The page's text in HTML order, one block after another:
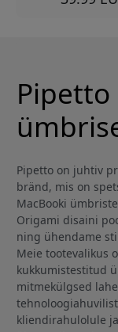
Pipetto on juhtiv
bränd, mis on
MacBooki
Origami disaini
ning ühendame
Meie tootevalikus
kukkumistestitud
mitmekülgsed
kliendirahulolule